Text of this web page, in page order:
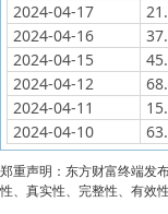
2024-04-17
2024-04-16
2024-04-15
2024-04-12
2024-04-11
2024-04-10
郑重声明：东方财富终端发
性、真实性、完整性、有效